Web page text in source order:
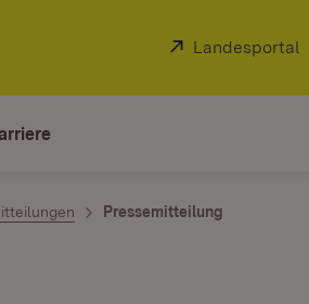
Extern:
Landesportal
Pressemitteilung